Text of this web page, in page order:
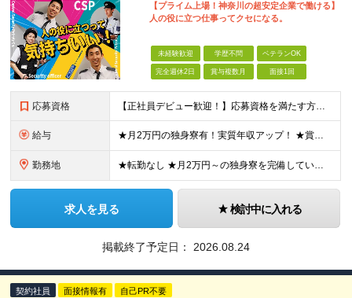
【プライム上場！神奈川の超安定企業で働ける】
人の役に立つ仕事ってクセになる。
未経験歓迎 学歴不問 ベテランOK
完全週休2日 賞与複数月 面接1回
応募資格 【正社員デビュー歓迎！】応募資格を満たす方全員面接実施中！ ◆未経験OK ◆18歳以上（警備業法第14条の規定のため） ◆学歴不問 【こんな方にピッタリ！】 ◆人の役に立つ仕事がしたい方 ◆やりが
給与 ★月2万円の独身寮有！実質年収アップ！ ★賞与年2回！ 月給:23万4,500円～24万円+諸手当＋賞与(年2回) ※経験やスキルを考慮して金額を決定します ※残業代は全額支給します ※試用期間3
勤務地 ★転勤なし ★月2万円～の独身寮を完備しているので、遠方からの応募も歓迎！ 神奈川県内の施設へ配属 （あなたの希望や適性を合わせた配属を行っています） 【横浜支社】 神奈川県横浜市西区みなとみらい
求人を見る 検討中に入れる
掲載終了予定日： 2026.08.24
契約社員 面接情報有 自己PR不要